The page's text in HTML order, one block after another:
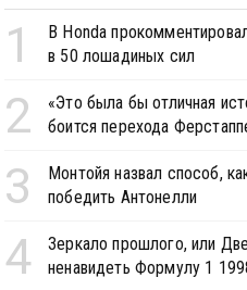
1
В Honda
в 50 лошадиных сил
2
«Это была бы отличная
боится перехода
3
Монтойя назвал способ,
победить Антонелли
4
Зеркало прошлого, или
ненавидеть Формулу 1